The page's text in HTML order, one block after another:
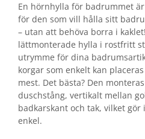
En hörnhylla för badrummet
för den som vill hålla sitt
– utan att behöva borra i
lättmonterade hylla i rostfritt
utrymme för dina
korgar som enkelt kan
mest. Det bästa? Den
duschstång, vertikalt mellan
badkarskant och tak, vilket
enkel.